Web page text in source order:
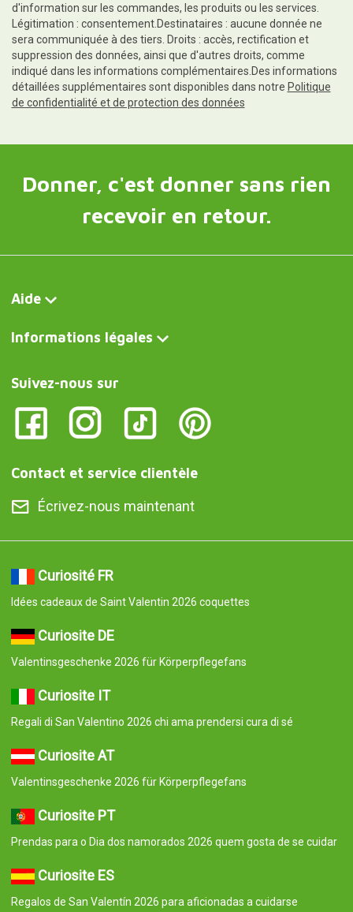
d'information sur les commandes, les produits ou les services.
Légitimation : consentement.Destinataires : aucune donnée ne
sera communiquée à des tiers. Droits : accès, rectification et
suppression des données, ainsi que d'autres droits, comme
indiqué dans les informations complémentaires.Des informations
détaillées supplémentaires sont disponibles dans notre Politique
de confidentialité et de protection des données
Donner, c'est donner sans rien
recevoir en retour.
Aide
Informations légales
Suivez-nous sur
Contact et service clientèle
Écrivez-nous maintenant
Curiosité FR
Idées cadeaux de Saint Valentin 2026 coquettes
Curiosite DE
Valentinsgeschenke 2026 für Körperpflegefans
Curiosite IT
Regali di San Valentino 2026 chi ama prendersi cura di sé
Curiosite AT
Valentinsgeschenke 2026 für Körperpflegefans
Curiosite PT
Prendas para o Dia dos namorados 2026 quem gosta de se cuidar
Curiosite ES
Regalos de San Valentín 2026 para aficionadas a cuidarse